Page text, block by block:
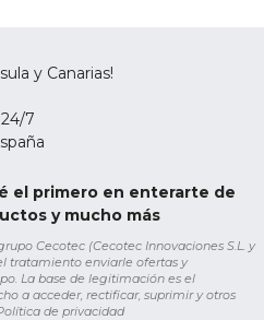
y Canarias!
7
el primero en enterarte de
y mucho más
Cecotec (Cecotec Innovaciones S.L. y
tratamiento enviarle ofertas y
La base de legitimación es el
a acceder, rectificar, suprimir y otros
de privacidad